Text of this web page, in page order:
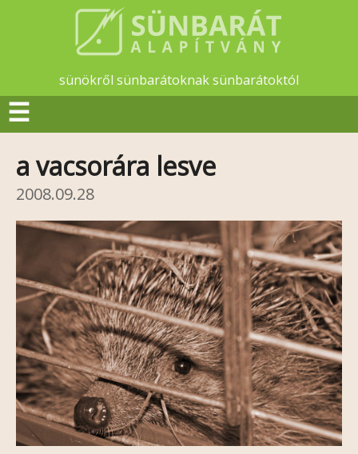
sünökről sünbarátoknak sünbarátoktól
☰
a vacsorára lesve
2008.09.28